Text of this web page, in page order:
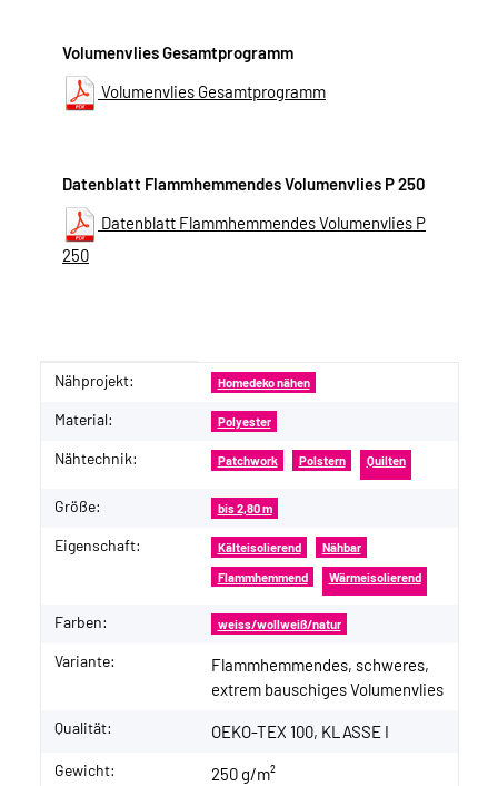
Volumenvlies Gesamtprogramm
Volumenvlies Gesamtprogramm
Datenblatt Flammhemmendes Volumenvlies P 250
Datenblatt Flammhemmendes Volumenvlies P
250
Produkteigenschaft
Wert
Nähprojekt: Homedeko nähen
Material: Polyester
Nähtechnik: Patchwork Polstern Quilten
Größe: bis 2,80 m
Eigenschaft: Kälteisolierend Nähbar
Flammhemmend Wärmeisolierend
Farben: weiss/wollweiß/natur
Variante:
Flammhemmendes, schweres,
extrem bauschiges Volumenvlies
Qualität: OEKO-TEX 100, KLASSE I
Gewicht: 250 g/m²